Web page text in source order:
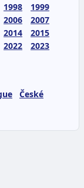
1998
1999
2006
2007
2014
2015
2022
2023
České